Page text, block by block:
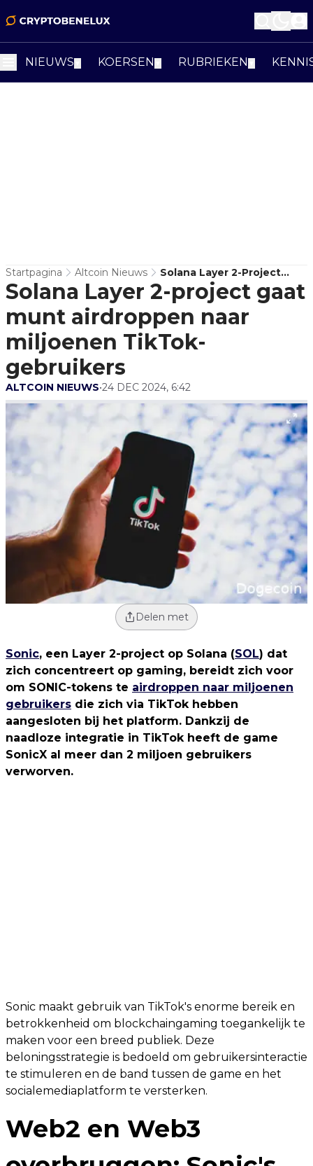
NIEUWS KOERSEN RUBRIEKEN
Startpagina Altcoin Nieuws
Solana Layer 2-Project
Gaat Munt Airdroppen Naar
Miljoenen TikTok-
Gebruikers
Solana Layer 2-project gaat
munt airdroppen naar
miljoenen TikTok-
gebruikers
ALTCOIN NIEUWS•24 DEC 2024, 6:42
Delen met
Sonic, een Layer 2-project op Solana (SOL) dat
zich concentreert op gaming, bereidt zich voor
om SONIC-tokens te airdroppen naar miljoenen
gebruikers die zich via TikTok hebben
aangesloten bij het platform. Dankzij de
naadloze integratie in TikTok heeft de game
SonicX al meer dan 2 miljoen gebruikers
verworven.
Sonic maakt gebruik van TikTok's enorme bereik en
betrokkenheid om blockchaingaming toegankelijk te
maken voor een breed publiek. Deze
beloningsstrategie is bedoeld om gebruikersinteractie
te stimuleren en de band tussen de game en het
socialemediaplatform te versterken.
Web2 en Web3